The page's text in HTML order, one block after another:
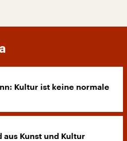
Kultur ist keine normale
aus Kunst und Kultur